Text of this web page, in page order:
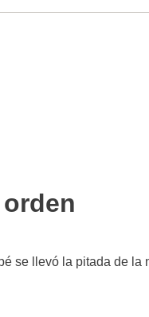
se llevó la pitada de la